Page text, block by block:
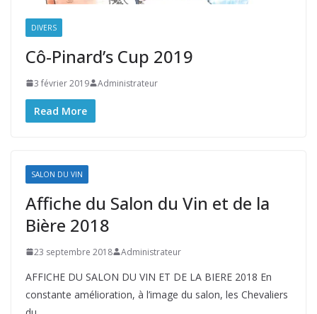
DIVERS
Cô-Pinard’s Cup 2019
3 février 2019 Administrateur
Read More
SALON DU VIN
Affiche du Salon du Vin et de la
Bière 2018
23 septembre 2018 Administrateur
AFFICHE DU SALON DU VIN ET DE LA BIERE 2018 En
constante amélioration, à l’image du salon, les Chevaliers